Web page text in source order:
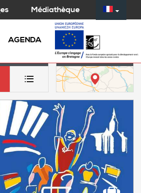
Médiathèque
AGENDA
CARTE